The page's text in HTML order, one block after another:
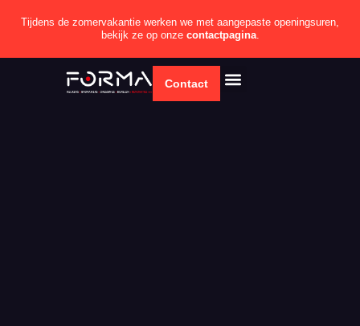
Tijdens de zomervakantie werken we met aangepaste openingsuren,
bekijk ze op onze contactpagina.
Contact